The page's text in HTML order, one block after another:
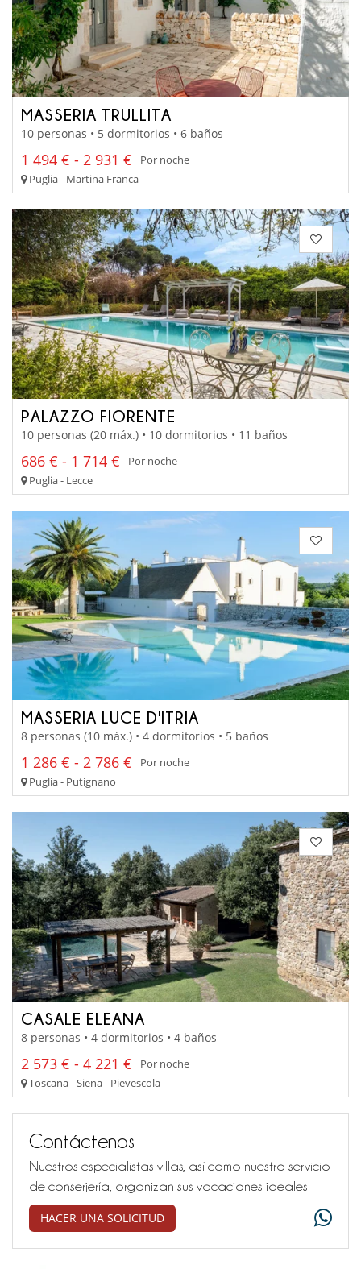
MASSERIA TRULLITA
10 personas • 5 dormitorios • 6 baños
1 494 € - 2 931 €
Por noche
Puglia - Martina Franca
PALAZZO FIORENTE
10 personas (20 máx.) • 10 dormitorios • 11 baños
686 € - 1 714 €
Por noche
Puglia - Lecce
MASSERIA LUCE D'ITRIA
8 personas (10 máx.) • 4 dormitorios • 5 baños
1 286 € - 2 786 €
Por noche
Puglia - Putignano
CASALE ELEANA
8 personas • 4 dormitorios • 4 baños
2 573 € - 4 221 €
Por noche
Toscana - Siena - Pievescola
Contáctenos
Nuestros especialistas villas, así como nuestro servicio
de conserjería, organizan sus vacaciones ideales
HACER UNA SOLICITUD